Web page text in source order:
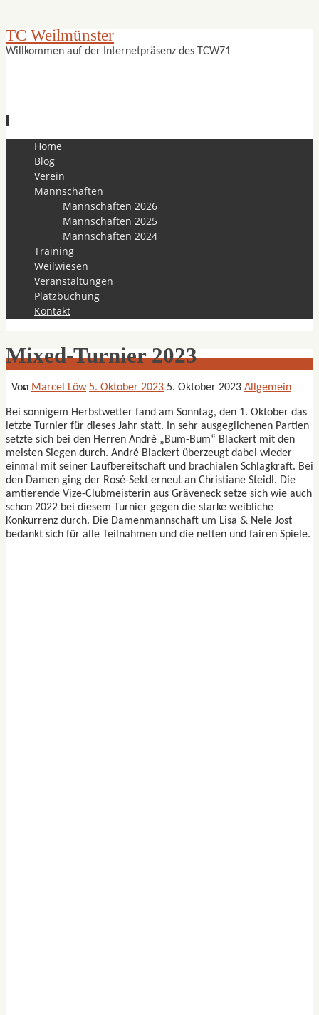
TC Weilmünster
Willkommen auf der Internetpräsenz des TCW71
springen
Home
Blog
Verein
Mannschaften
Mannschaften 2026
Mannschaften 2025
Mannschaften 2024
Training
Weilwiesen
Veranstaltungen
Platzbuchung
Kontakt
Mixed-Turnier 2023
Von Marcel Löw 5. Oktober 2023 5. Oktober 2023 Allgemein
Bei sonnigem Herbstwetter fand am Sonntag, den 1. Oktober das
letzte Turnier für dieses Jahr statt. In sehr ausgeglichenen Partien
setzte sich bei den Herren André „Bum-Bum“ Blackert mit den
meisten Siegen durch. André Blackert überzeugt dabei wieder
einmal mit seiner Laufbereitschaft und brachialen Schlagkraft. Bei
den Damen ging der Rosé-Sekt erneut an Christiane Steidl. Die
amtierende Vize-Clubmeisterin aus Gräveneck setze sich wie auch
schon 2022 bei diesem Turnier gegen die starke weibliche
Konkurrenz durch. Die Damenmannschaft um Lisa & Nele Jost
bedankt sich für alle Teilnahmen und die netten und fairen Spiele.